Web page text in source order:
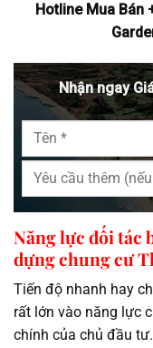
Hotline Mua Bán
Nhận ngay
Năng lực đối tác
dựng chung cư
Tiến độ nhanh hay
rất lớn vào năng lực
chính của chủ đầu